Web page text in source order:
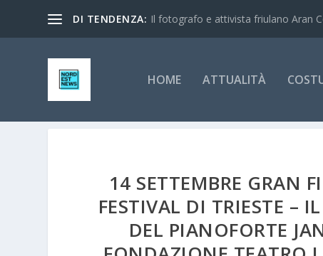
DI TENDENZA: Il fotografo e attivista friulano Aran
HOME ATTUALITÀ
14 SETTEMBRE GRAN
FESTIVAL DI TRIESTE –
DEL PIANOFORTE